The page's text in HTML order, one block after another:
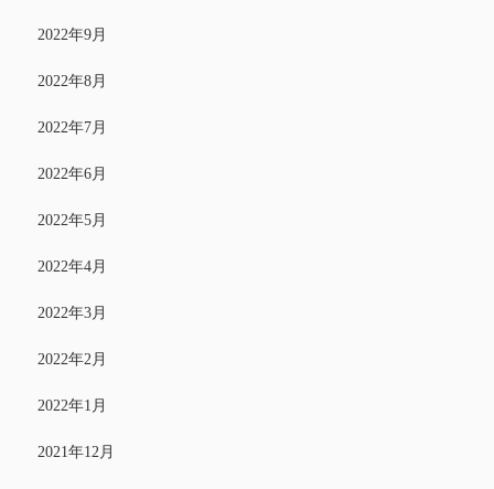
2022年9月
2022年8月
2022年7月
2022年6月
2022年5月
2022年4月
2022年3月
2022年2月
2022年1月
2021年12月